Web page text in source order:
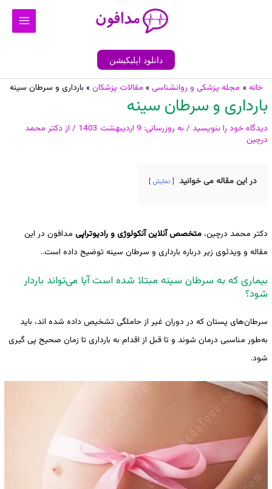
Main
دانلود اپلیکیشن
خانه مجله پزشکی و روانشناسی مقالات پزشکان بارداری و سرطان سینه
بارداری و سرطان سینه
دیدگاه‌ خود را بنویسید / به روزرسانی: / از دکتر محمد
درچین
در این مقاله می خوانید نمایش
دکتر محمد درچین،متخصص آنلاین آنکولوژی و رادیوتراپی مدافون در این
مقاله و ویدئوی زیر درباره بارداری و سرطان سینه توضیح داده است..
بیماری که به سرطان سینه مبتلا شده است آیا می‌تواند باردار
شود؟
سرطان‌های پستان که در دوران غیر از حاملگی تشخیص داده شده اند، باید
به‌طور مناسبی درمان شوند و تا قبل از اقدام به بارداری تا زمان صحیح پی گیری
شود.
پیمایش
نوشته